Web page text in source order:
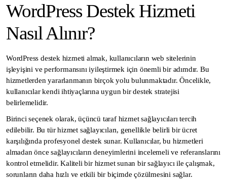
WordPress Destek Hizmeti
Nasıl Alınır?
WordPress destek hizmeti almak, kullanıcıların web sitelerinin
işleyişini ve performansını iyileştirmek için önemli bir adımdır. Bu
hizmetlerden yararlanmanın birçok yolu bulunmaktadır. Öncelikle,
kullanıcılar kendi ihtiyaçlarına uygun bir destek stratejisi
belirlemelidir.
Birinci seçenek olarak, üçüncü taraf hizmet sağlayıcıları tercih
edilebilir. Bu tür hizmet sağlayıcıları, genellikle belirli bir ücret
karşılığında profesyonel destek sunar. Kullanıcılar, bu hizmetleri
almadan önce sağlayıcıların deneyimlerini incelemeli ve referanslarını
kontrol etmelidir. Kaliteli bir hizmet sunan bir sağlayıcı ile çalışmak,
sorunların daha hızlı ve etkili bir biçimde çözülmesini sağlar.